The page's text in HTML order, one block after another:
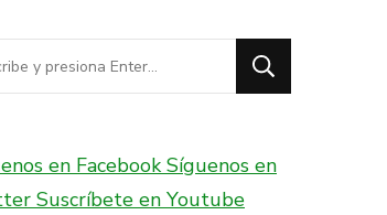
en FacebookSíguenos en
Suscríbete en Youtube